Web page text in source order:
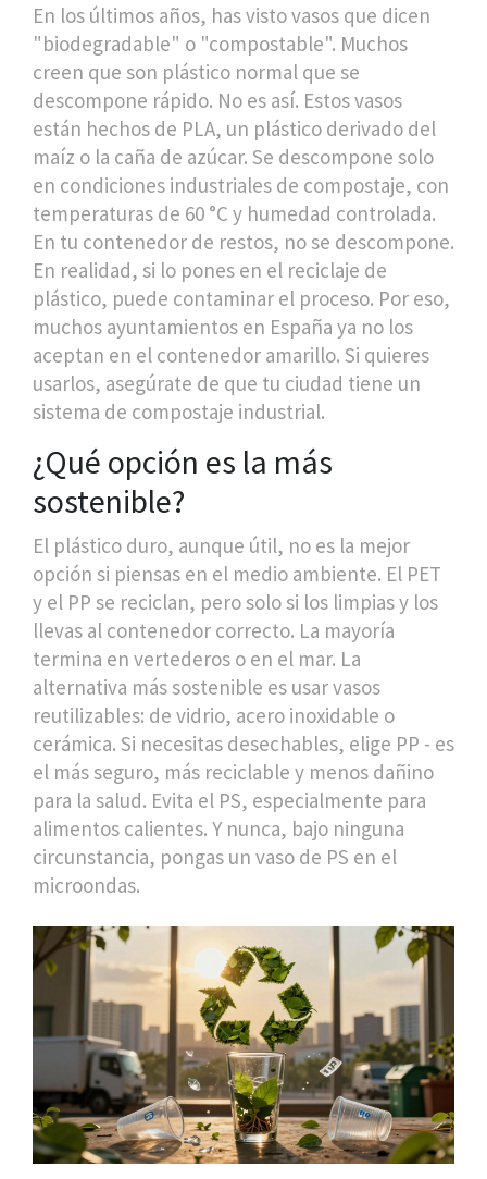
En los últimos años, has visto vasos que dicen
"biodegradable" o "compostable". Muchos
creen que son plástico normal que se
descompone rápido. No es así. Estos vasos
están hechos de PLA, un plástico derivado del
maíz o la caña de azúcar. Se descompone solo
en condiciones industriales de compostaje, con
temperaturas de 60 °C y humedad controlada.
En tu contenedor de restos, no se descompone.
En realidad, si lo pones en el reciclaje de
plástico, puede contaminar el proceso. Por eso,
muchos ayuntamientos en España ya no los
aceptan en el contenedor amarillo. Si quieres
usarlos, asegúrate de que tu ciudad tiene un
sistema de compostaje industrial.
¿Qué opción es la más
sostenible?
El plástico duro, aunque útil, no es la mejor
opción si piensas en el medio ambiente. El PET
y el PP se reciclan, pero solo si los limpias y los
llevas al contenedor correcto. La mayoría
termina en vertederos o en el mar. La
alternativa más sostenible es usar vasos
reutilizables: de vidrio, acero inoxidable o
cerámica. Si necesitas desechables, elige PP - es
el más seguro, más reciclable y menos dañino
para la salud. Evita el PS, especialmente para
alimentos calientes. Y nunca, bajo ninguna
circunstancia, pongas un vaso de PS en el
microondas.